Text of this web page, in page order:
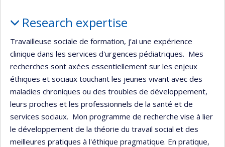
Research expertise
Travailleuse sociale de formation, j’ai une expérience
clinique dans les services d'urgences pédiatriques. Mes
recherches sont axées essentiellement sur les enjeux
éthiques et sociaux touchant les jeunes vivant avec des
maladies chroniques ou des troubles de développement,
leurs proches et les professionnels de la santé et de
services sociaux. Mon programme de recherche vise à lier
le développement de la théorie du travail social et des
meilleures pratiques à l'éthique pragmatique. En pratique,